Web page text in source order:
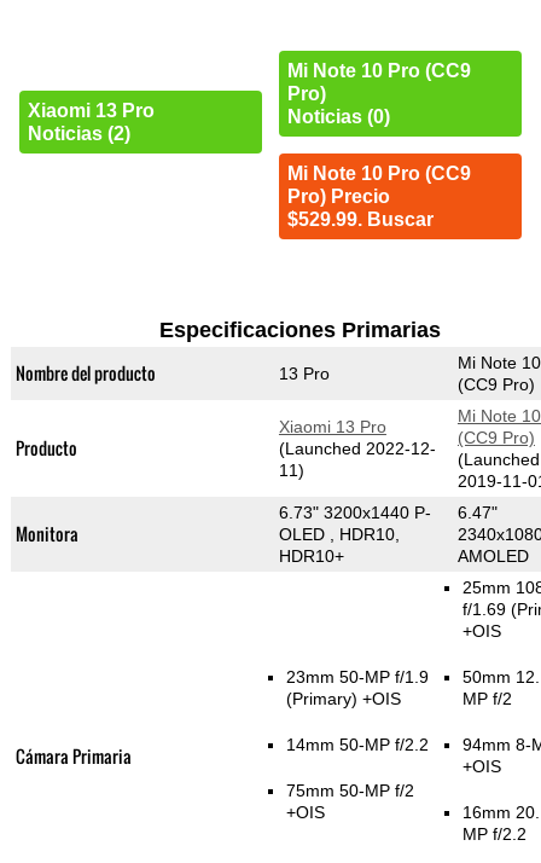
Xiaomi 13 Pro
Noticias (2)
Mi Note 10 Pro (CC9
Pro)
Noticias (0)
Mi Note 10 Pro (CC9
Pro) Precio
$529.99. Buscar
Especificaciones Primarias
Nombre del producto 13 Pro
Mi Note
(CC9 Pro)
Producto
Xiaomi 13 Pro
(Launched 2022-12-
11)
Mi Note
(CC9 Pro)
(Launched
2019-11-
Monitora
6.73" 3200x1440 P-
OLED , HDR10,
HDR10+
6.47"
AMOLED
Cámara Primaria
23mm 50-MP f/1.9
(Primary) +OIS
14mm 50-MP f/2.2
75mm 50-MP f/2
+OIS
25mm
f/1.69
+OIS
50mm
MP f/2
94mm 8-
+OIS
16mm
MP f/2.2